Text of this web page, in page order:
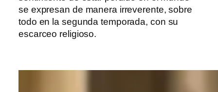
se expresan de manera irreverente, sobre
todo en la segunda temporada, con su
escarceo religioso.